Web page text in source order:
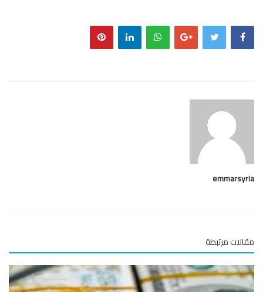
مرتبطة